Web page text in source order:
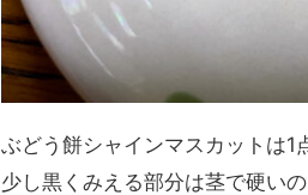
ぶどう餅シャインマスカットは1
少し黒くみえる部分は茎で硬い